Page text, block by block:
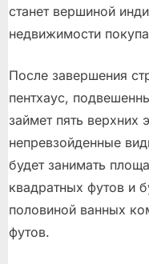
станет вершиной
недвижимости
После завершения
пентхаус,
займет пять верхних
непревзойденные
будет занимать
квадратных футов и
половиной ванных
футов.